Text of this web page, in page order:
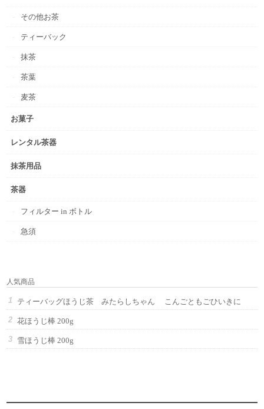
その他お茶
ティーバック
抹茶
茶葉
麦茶
お菓子
レンタル茶器
抹茶用品
茶器
フィルター in ボトル
急須
人気商品
ティーバッグほうじ茶 みたらしちゃん こんごともごひいきに
花ほうじ棒 200g
雪ほうじ棒 200g